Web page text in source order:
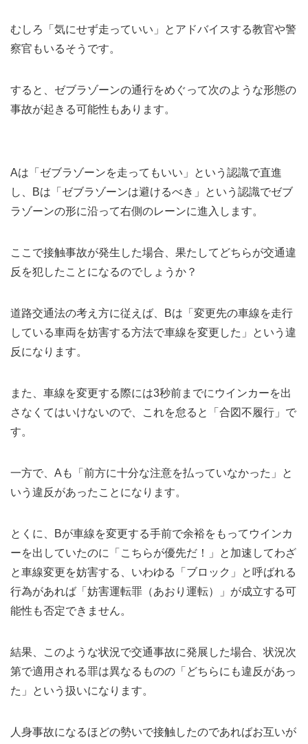
むしろ「気にせず走っていい」とアドバイスする教官や警
察官もいるそうです。
すると、ゼブラゾーンの通行をめぐって次のような形態の
事故が起きる可能性もあります。
Aは「ゼブラゾーンを走ってもいい」という認識で直進
し、Bは「ゼブラゾーンは避けるべき」という認識でゼブ
ラゾーンの形に沿って右側のレーンに進入します。
ここで接触事故が発生した場合、果たしてどちらが交通違
反を犯したことになるのでしょうか？
道路交通法の考え方に従えば、Bは「変更先の車線を走行
している車両を妨害する方法で車線を変更した」という違
反になります。
また、車線を変更する際には3秒前までにウインカーを出
さなくてはいけないので、これを怠ると「合図不履行」で
す。
一方で、Aも「前方に十分な注意を払っていなかった」と
いう違反があったことになります。
とくに、Bが車線を変更する手前で余裕をもってウインカ
ーを出していたのに「こちらが優先だ！」と加速してわざ
と車線変更を妨害する、いわゆる「ブロック」と呼ばれる
行為があれば「妨害運転罪（あおり運転）」が成立する可
能性も否定できません。
結果、このような状況で交通事故に発展した場合、状況次
第で適用される罪は異なるものの「どちらにも違反があっ
た」という扱いになります。
人身事故になるほどの勢いで接触したのであればお互いが